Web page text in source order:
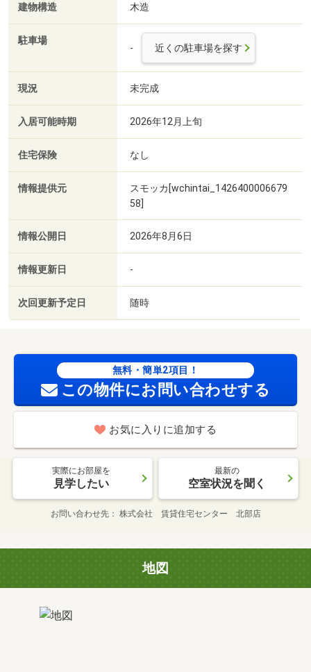
建物構造 木造
駐車場
- 近くの駐車場を探す
現況 未完成
入居可能時期 2026年12月上旬
住宅保険 なし
情報提供元
スモッカ[wchintai_1426400006679
58]
情報公開日 2026年8月6日
情報更新日 -
次回更新予定日 随時
無料・簡単2項目！
この物件にお問い合わせする
お気に入りに追加する
実際にお部屋を
見学したい
最新の
空室状況を聞く
お問い合わせ先 株式会社 賃貸住宅センター 北部店
地図